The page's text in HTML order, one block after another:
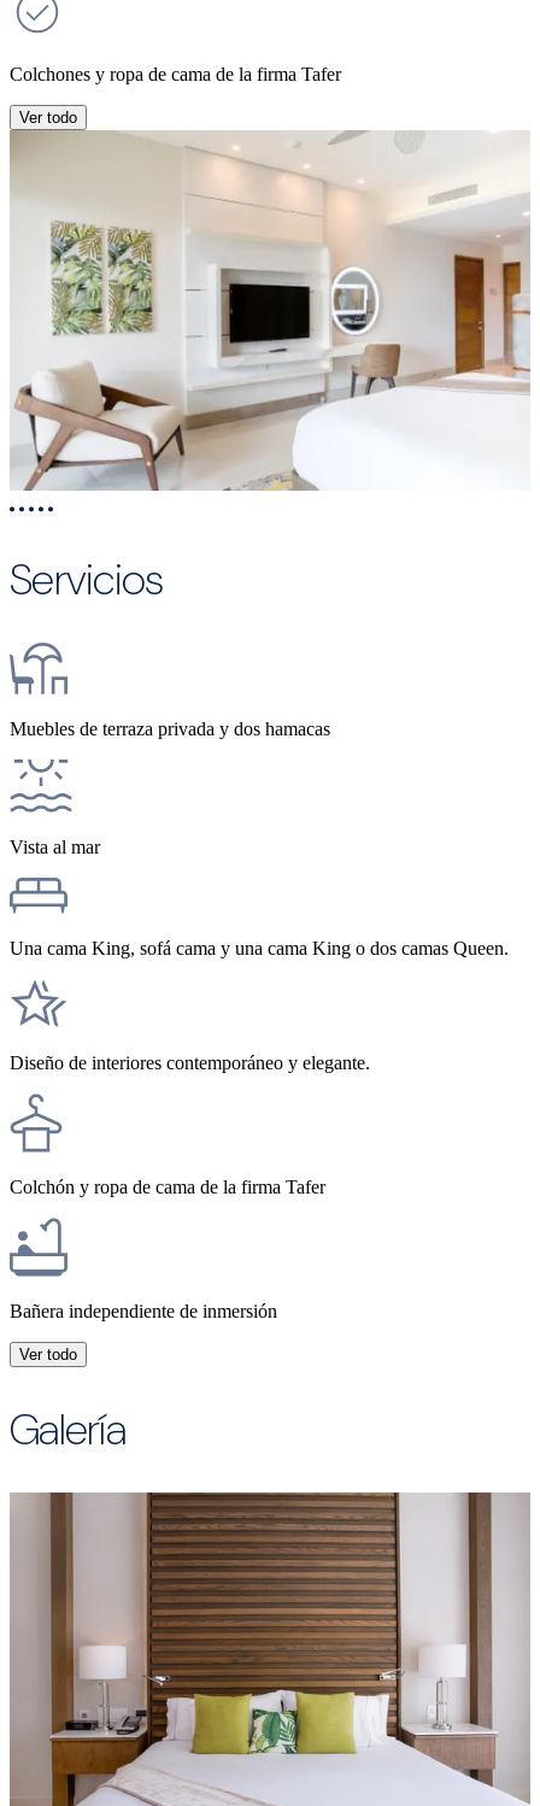
Colchones y ropa de cama de la firma Tafer
Ver todo
Servicios
Muebles de terraza privada y dos hamacas
Vista al mar
Una cama King, sofá cama y una cama King o dos camas Queen.
Diseño de interiores contemporáneo y elegante.
Colchón y ropa de cama de la firma Tafer
Bañera independiente de inmersión
Ver todo
Galería